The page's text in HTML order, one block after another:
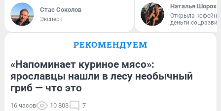
Стас Соколов
Эксперт
Наталья
Открыла
деньги
РЕКОМЕНДУЕМ
«Напоминает куриное мясо»:
ярославцы нашли в лесу необычный
гриб — что это
16 часов 10 803 7